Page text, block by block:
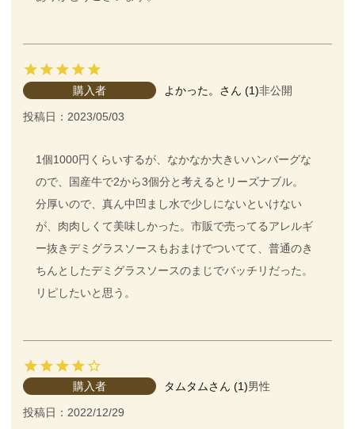
よかった。 1
購入者 非公開
投稿日 2023/05/03
1個1000円くらいするが、なかなか大きいハンバーグな
ので、国産牛で2から3個分と考えるとリーズナブル。
分厚いので、真ん中凹まし水で少しにないといけない
が、肉肉しくて美味しかった。市販で売ってるアレルギ
ー抜きデミグラスソースもおまけでついてて、普通のき
ちんとしたデミグラスソースのまじでバッチリだった。
リピしたいと思う。
タムタム 1
購入者 男性
投稿日 2022/12/29